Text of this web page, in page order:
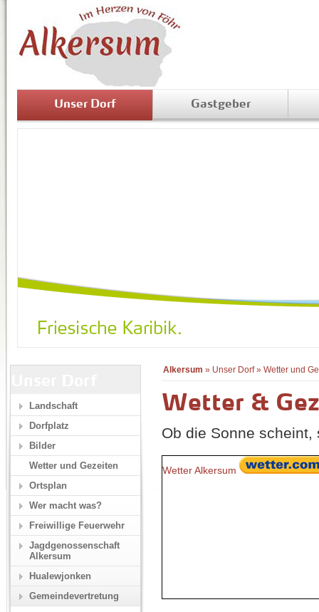
Unser Dorf Gastgeber
Alkersum » Unser Dorf» Wetter und
Wetter &
Ob die Sonne
Wetter Alkersum
Landschaft
Dorfplatz
Bilder
Wetter und Gezeiten
Ortsplan
Wer macht was?
Freiwillige Feuerwehr
Jagdgenossenschaft
Alkersum
Hualewjonken
Gemeindevertretung